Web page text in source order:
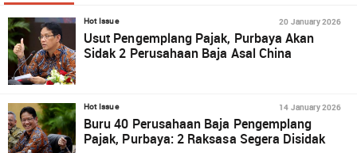
Hot Issue 20 January 2026
Usut Pengemplang Pajak, Purbaya Akan
Sidak 2 Perusahaan Baja Asal China
Hot Issue 14 January 2026
Buru 40 Perusahaan Baja Pengemplang
Pajak, Purbaya: 2 Raksasa Segera Disidak